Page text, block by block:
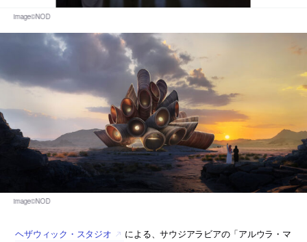
ヘザウィック・スタジオ
による、サウジアラビアの「アルウラ・マ